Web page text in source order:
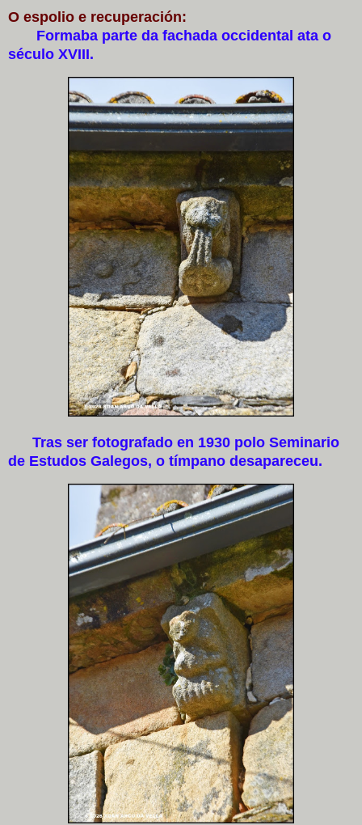
O espolio e recuperación:
Formaba parte da fachada occidental ata o
século XVIII.
Tras ser fotografado en 1930 polo Seminario
de Estudos Galegos, o tímpano desapareceu.